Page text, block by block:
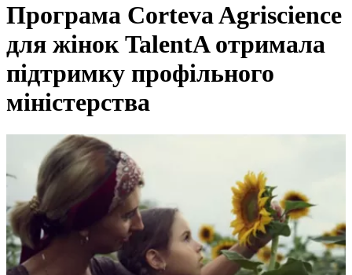
Програма Corteva Agriscience
для жінок TalentA отримала
підтримку профільного
міністерства